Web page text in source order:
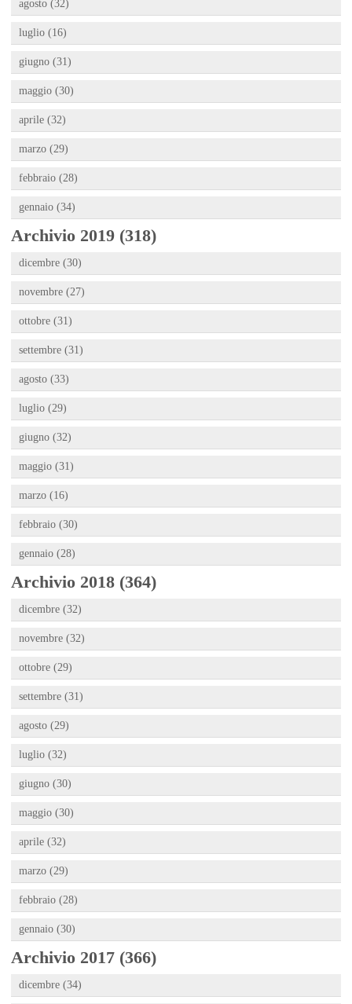
agosto (32)
luglio (16)
giugno (31)
maggio (30)
aprile (32)
marzo (29)
febbraio (28)
gennaio (34)
Archivio 2019 (318)
dicembre (30)
novembre (27)
ottobre (31)
settembre (31)
agosto (33)
luglio (29)
giugno (32)
maggio (31)
marzo (16)
febbraio (30)
gennaio (28)
Archivio 2018 (364)
dicembre (32)
novembre (32)
ottobre (29)
settembre (31)
agosto (29)
luglio (32)
giugno (30)
maggio (30)
aprile (32)
marzo (29)
febbraio (28)
gennaio (30)
Archivio 2017 (366)
dicembre (34)